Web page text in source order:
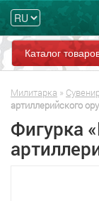
Каталог
Милитарка »
артиллерийского
Фигурка